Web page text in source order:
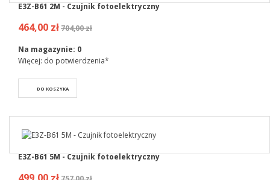
E3Z-B61 2M - Czujnik fotoelektryczny
464,00 zł704,00 zł
Na magazynie: 0
Więcej: do potwierdzenia*
DO KOSZYKA
E3Z-B61 5M - Czujnik fotoelektryczny